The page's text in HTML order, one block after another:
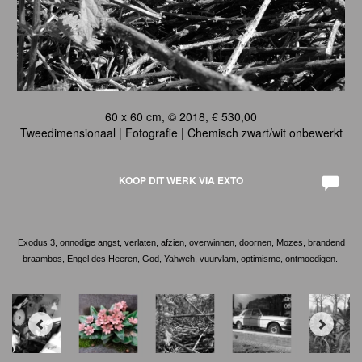
60 x 60 cm, © 2018, € 530,00
Tweedimensionaal | Fotografie | Chemisch zwart/wit onbewerkt
KOOP DIT WERK VIA EXTO
Exodus 3, onnodige angst, verlaten, afzien, overwinnen, doornen, Mozes, brandend
braambos, Engel des Heeren, God, Yahweh, vuurvlam, optimisme, ontmoedigen.